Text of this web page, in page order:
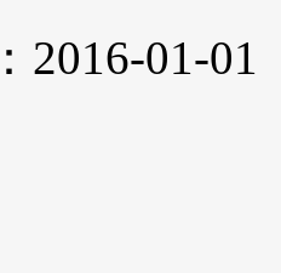
2016-01-01